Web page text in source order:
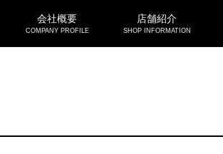
会社概要
COMPANY PROFILE
店舗紹介
SHOP INFORMATION